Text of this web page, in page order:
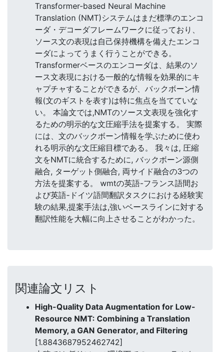
Transformer-based Neural Machine
Translation (NMT)システムはまだ標準のエンコ
ーダ・デコーダフレームワークに従っており、
ソース文の表現は自己保持機構を備えたエンコ
ーダによってうまく行うことができる。
Transformerベースのエンコーダは、結果のソ
ース文表現における一般的な情報を効果的にキ
ャプチャすることができるが、バックボーン情
報(文のギストを表す)は特に焦点を当てていな
い。 本論文では,NMTのソース文表現を強化す
るための明示的な文圧縮手法を提案する。 実際
には、文のバックボーン情報を学ぶために使わ
れる明示的な文圧縮目標である。 我々は, 圧縮
文をNMTに統合するために, バックボーン源側
融合, ターゲット側融合, 両サイド融合の3つの
方法を提案する。 wmtの英語-フランス語間お
よび英語-ドイツ語間翻訳タスクにおける経験実
験の結果,提案手法は,強いベースラインに対する
翻訳性能を大幅に向上させることがわかった。
関連論文リスト
High-Quality Data Augmentation for Low-
Resource NMT: Combining a Translation
Memory, a GAN Generator, and Filtering
[1.8843687952462742]